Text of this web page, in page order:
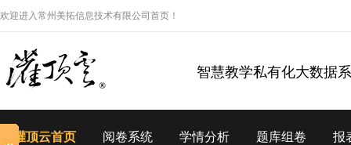
欢迎进入常州美拓信息技术有限公司首页！
智慧教学私有化大数据
灌顶云首页 阅卷系统 学情分析 题库组卷 报